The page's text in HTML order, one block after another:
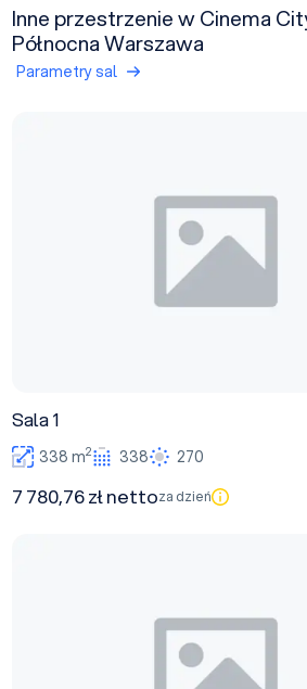
Inne przestrzenie w Cinema
Północna Warszawa
Parametry sal
Sala 1
338 m2 338 270
7 780,76 zł nettoza dzień